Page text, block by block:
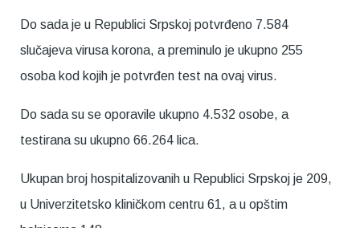
Do sada je u Republici Srpskoj potvrđeno 7.584
slučajeva virusa korona, a preminulo je ukupno 255
osoba kod kojih je potvrđen test na ovaj virus.
Do sada su se oporavile ukupno 4.532 osobe, a
testirana su ukupno 66.264 lica.
Ukupan broj hospitalizovanih u Republici Srpskoj je 209,
u Univerzitetsko kliničkom centru 61, a u opštim